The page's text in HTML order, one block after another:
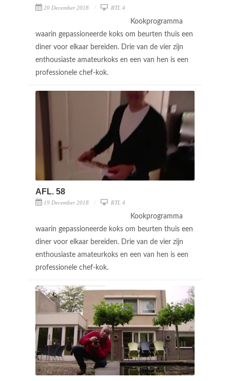
20 December 2018 RTL 4
Kookprogramma
waarin gepassioneerde koks om beurten thuis een
diner voor elkaar bereiden. Drie van de vier zijn
enthousiaste amateurkoks en een van hen is een
professionele chef-kok.
AFL. 58
19 December 2018 RTL 4
Kookprogramma
waarin gepassioneerde koks om beurten thuis een
diner voor elkaar bereiden. Drie van de vier zijn
enthousiaste amateurkoks en een van hen is een
professionele chef-kok.